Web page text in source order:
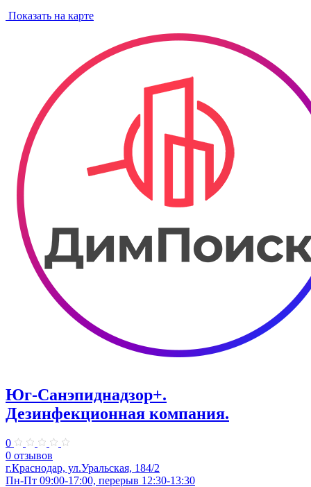
Показать на карте
Юг-Санэпиднадзор+.
Дезинфекционная компания.
0
0 отзывов
г.Краснодар, ул.Уральская, 184/2
Пн-Пт 09:00-17:00, перерыв 12:30-13:30